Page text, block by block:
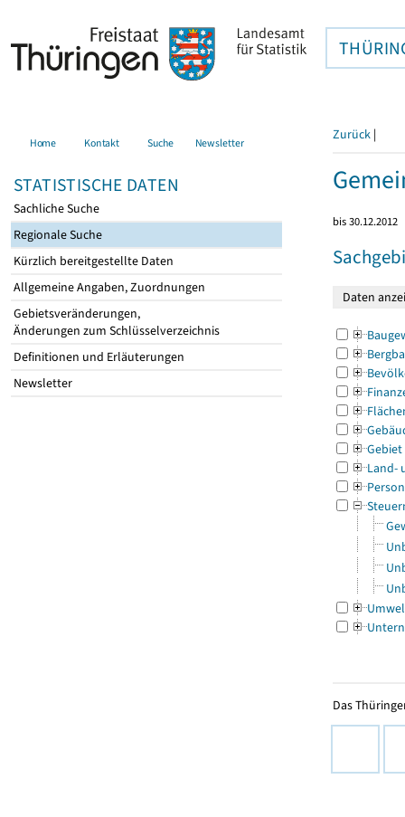
Home Kontakt Suche Newsletter
STATISTISCHE DATEN
Sachliche Suche
Regionale Suche
Kürzlich bereitgestellte Daten
Allgemeine Angaben, Zuordnungen
Gebietsveränderungen,
Änderungen zum Schlüsselverzeichnis
Definitionen und Erläuterungen
Newsletter
Zurück |
bis 30.12.2012
Gebiet
Land-
Das